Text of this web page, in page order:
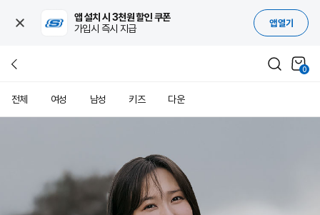
앱 설치 시 3천원 할인 쿠폰
가입시 즉시 지급
앱 열기
0
전체 여성 남성 키즈 다운